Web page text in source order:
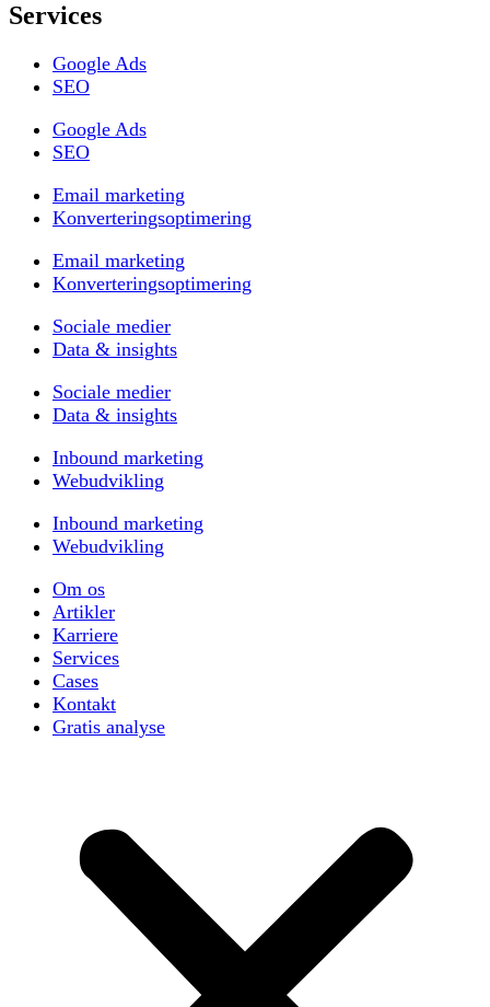
Services
Google Ads
SEO
Google Ads
SEO
Email marketing
Konverteringsoptimering
Email marketing
Konverteringsoptimering
Sociale medier
Data & insights
Sociale medier
Data & insights
Inbound marketing
Webudvikling
Inbound marketing
Webudvikling
Om os
Artikler
Karriere
Services
Cases
Kontakt
Gratis analyse